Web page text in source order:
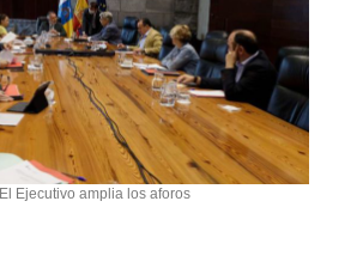
El Ejecutivo amplia los aforos